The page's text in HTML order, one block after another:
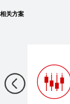
相关方案